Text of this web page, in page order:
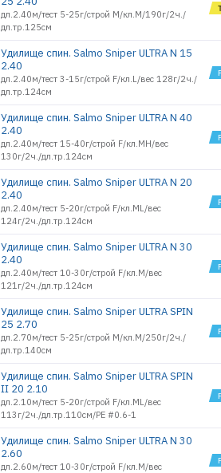
дл.2.40м/тест 5-25г/строй M/кл.M/190г/2ч./
дл.тр.125см
Удилище спин. Salmo Sniper ULTRA N 15
2.40
дл.2.40м/тест 3-15г/строй F/кл.L/вес 128г/2ч./
дл.тр.124см
Удилище спин. Salmo Sniper ULTRA N 40
2.40
дл.2.40м/тест 15-40г/строй F/кл.MH/вес
130г/2ч./дл.тр.124см
Удилище спин. Salmo Sniper ULTRA N 20
2.40
дл.2.40м/тест 5-20г/строй F/кл.ML/вес
124г/2ч./дл.тр.124см
Удилище спин. Salmo Sniper ULTRA N 30
2.40
дл.2.40м/тест 10-30г/строй F/кл.M/вес
121г/2ч./дл.тр.124см
Удилище спин. Salmo Sniper ULTRA SPIN
25 2.70
дл.2.70м/тест 5-25г/строй M/кл.M/250г/2ч./
дл.тр.140см
Удилище спин. Salmo Sniper ULTRA SPIN
II 20 2.10
дл.2.10м/тест 5-20г/строй F/кл.ML/вес
113г/2ч./дл.тр.110см/PE #0.6-1
Удилище спин. Salmo Sniper ULTRA N 30
2.60
дл.2.60м/тест 10-30г/строй F/кл.M/вес